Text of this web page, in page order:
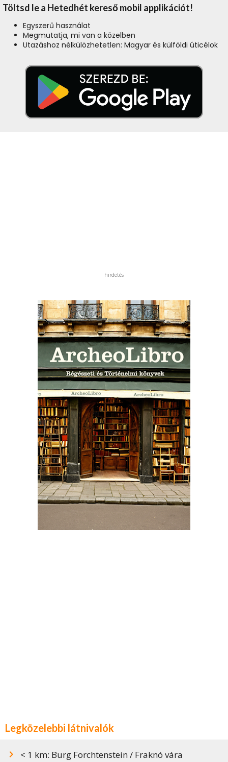
Töltsd le a Hetedhét kereső mobil applikációt!
Egyszerű használat
Megmutatja, mi van a közelben
Utazáshoz nélkülözhetetlen: Magyar és külföldi úticélok
hirdetés
Legközelebbi látnivalók
< 1 km: Burg Forchtenstein / Fraknó vára